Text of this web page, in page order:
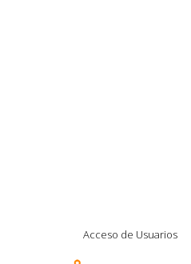
Acceso de Usuarios